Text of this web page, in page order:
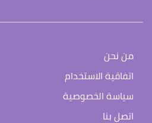
من نحن
اتفاقية الاستخدام
سياسة الخصوصية
اتصل بنا